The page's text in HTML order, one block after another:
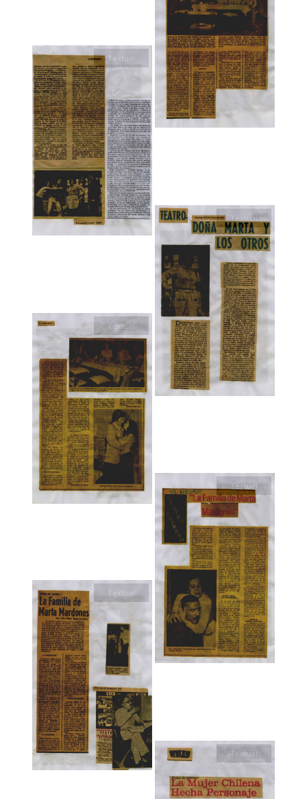
Textual
Textual
Textual
Textual
Textual
Textual